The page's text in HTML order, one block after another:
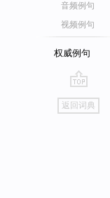
音频例句
视频例句
权威例句
go
top
返回词典